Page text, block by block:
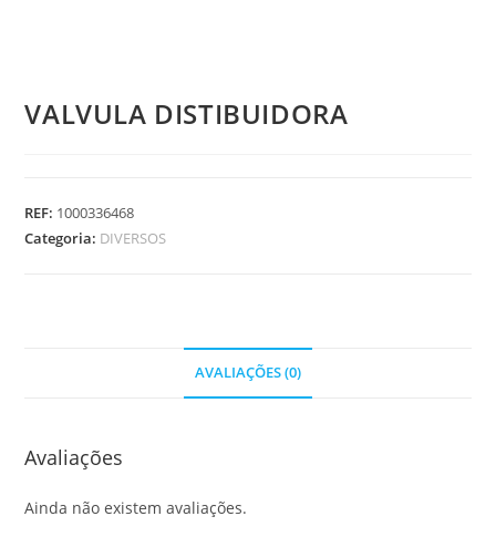
VALVULA DISTIBUIDORA
REF: 1000336468
Categoria: DIVERSOS
AVALIAÇÕES (0)
Avaliações
Ainda não existem avaliações.